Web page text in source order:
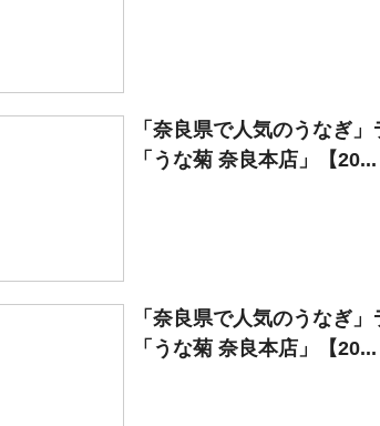
「奈良県で人気のうなぎ
「うな菊 奈良本店」【20...
「奈良県で人気のうなぎ
「うな菊 奈良本店」【20...